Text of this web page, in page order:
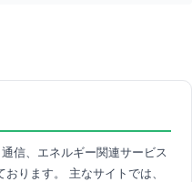
信、エネルギー関連サービス
ります。 主なサイトでは、